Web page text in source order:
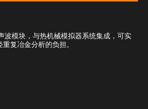
波模块，与热机械模拟器系统集成，可实
复冶金分析的负担。